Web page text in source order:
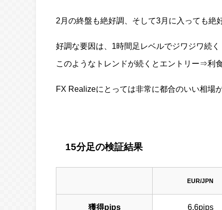
2月の終盤も絶好調、そして3月に入っても絶
好調な要因は、1時間足レベルでジワジワ続く
このようなトレンドが続くとエントリー⇒利
FX Realizeにとっては非常に都合のいい相場
15分足の検証結果
EUR/JPN
獲得pips 6.6pips